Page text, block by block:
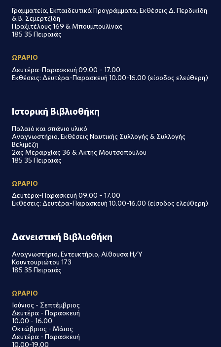
Γραμματεία, Εκπαιδευτικά Προγράμματα, Εκθέσεις Δ. Περδικίδη
& Β. Σεμερτζίδη
Πραξιτέλους 169 & Μπουμπουλίνας
185 35 Πειραιάς
ΩΡΑΡΙΟ
Δευτέρα-Παρασκευή 09.00 – 17.00
Εκθέσεις: Δευτέρα-Παρασκευή 10.00-16.00 (είσοδος ελεύθερη)
Ιστορική Βιβλιοθήκη
Παλαιό και σπάνιο υλικό
Αναγνωστήριο, Εκθέσεις Ναυτικής Συλλογής & Συλλογής
Βελιμέζη
2ας Μεραρχίας 36 & Ακτής Μουτσοπούλου
185 35 Πειραιάς
ΩΡΑΡΙΟ
Δευτέρα-Παρασκευή 09.00 – 17.00
Εκθέσεις: Δευτέρα-Παρασκευή 10.00-16.00 (είσοδος ελεύθερη)
Δανειστική Βιβλιοθήκη
Αναγνωστήριο, Εντευκτήριο, Αίθουσα Η/Υ
Κουντουριώτου 173
185 35 Πειραιάς
ΩΡΑΡΙΟ
Ιούνιος - Σεπτέμβριος
Δευτέρα - Παρασκευή
10.00 - 16.00
Οκτώβριος - Μάιος
Δευτέρα - Παρασκευή
10.00-19.00